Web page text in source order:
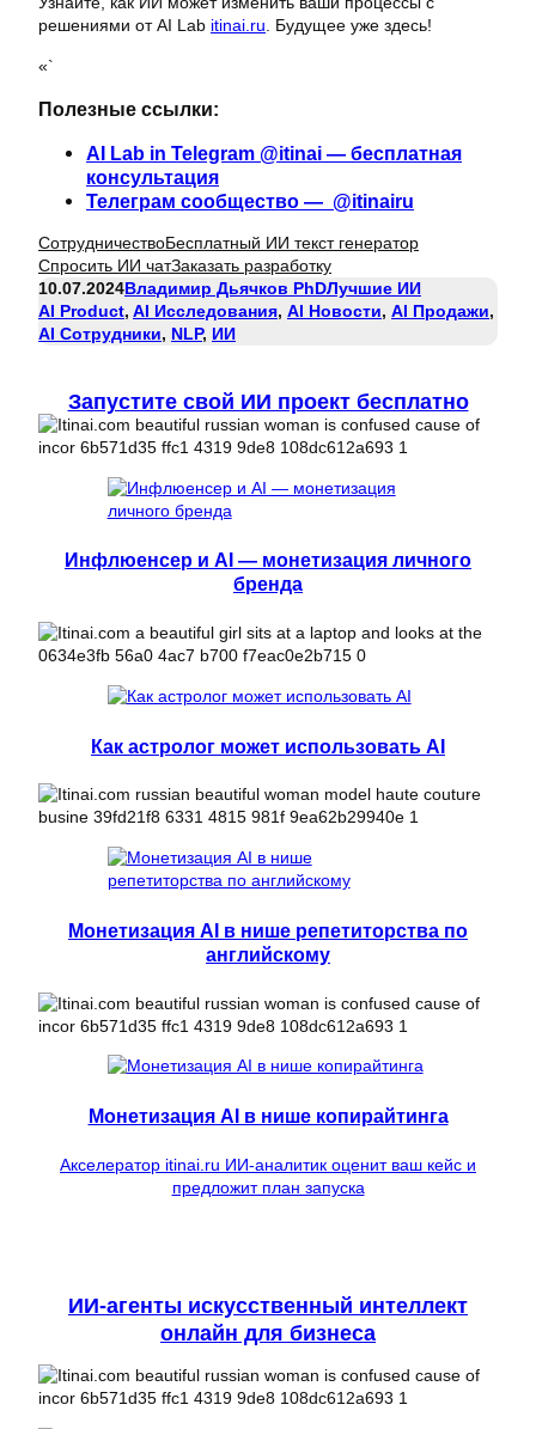
решениями от AI Lab itinai.ru. Будущее уже здесь!
«`
Полезные ссылки:
AI Lab in Telegram @itinai — бесплатная
консультация
Телеграм сообщество — @itinairu
СотрудничествоБесплатный ИИ текст генератор
Спросить ИИ чатЗаказать разработку
10.07.2024Владимир Дьячков PhDЛучшие ИИ
AI Product, AI Исследования, AI Новости, AI Продажи
AI Сотрудники, NLP, ИИ
Запустите свой ИИ проект бесплатно
Инфлюенсер и AI — монетизация личного
бренда
Как астролог может использовать AI
Монетизация AI в нише репетиторства по
английскому
Монетизация AI в нише копирайтинга
Акселератор itinai.ru ИИ-аналитик оценит ваш кейс и
предложит план запуска
ИИ-агенты искусственный интеллект
онлайн для бизнеса